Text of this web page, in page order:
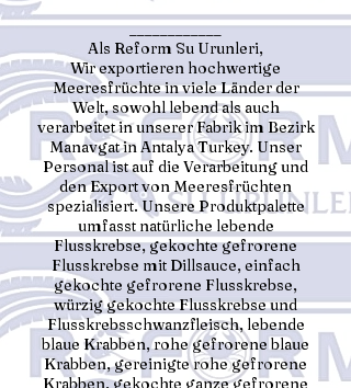
____________
Als Reform Su Urunleri,
Wir exportieren hochwertige
Meeresfrüchte in viele Länder der
Welt, sowohl lebend als auch
verarbeitet in unserer Fabrik im Bezirk
Manavgat in Antalya Turkey. Unser
Personal ist auf die Verarbeitung und
den Export von Meeresfrüchten
spezialisiert. Unsere Produktpalette
umfasst natürliche lebende
Flusskrebse, gekochte gefrorene
Flusskrebse mit Dillsauce, einfach
gekochte gefrorene Flusskrebse,
würzig gekochte Flusskrebse und
Flusskrebsschwanzfleisch, lebende
blaue Krabben, rohe gefrorene blaue
Krabben, gereinigte rohe gefrorene
Krabben, gekochte ganze gefrorene